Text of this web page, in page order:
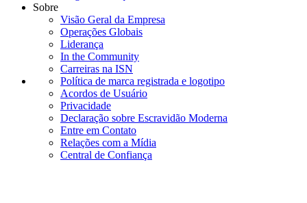
Sobre
Visão Geral da Empresa
Operações Globais
Liderança
In the Community
Carreiras na ISN
Política de marca registrada e logotipo
Acordos de Usuário
Privacidade
Declaração sobre Escravidão Moderna
Entre em Contato
Relações com a Mídia
Central de Confiança